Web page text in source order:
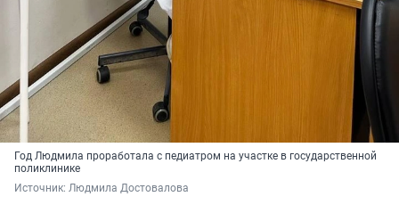
Год Людмила проработала с педиатром на участке в государственной
поликлинике
Источник: Людмила Достовалова